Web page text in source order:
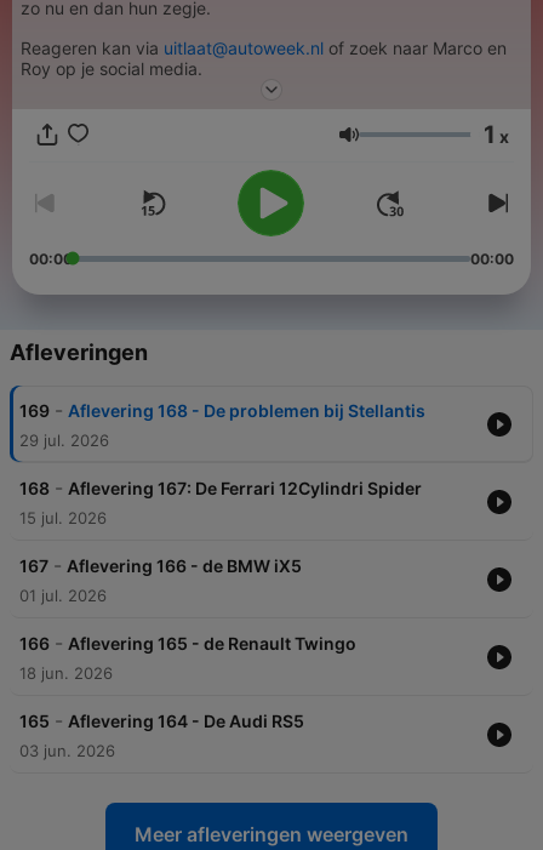
zo nu en dan hun zegje.
Reageren kan via uitlaat@autoweek.nl of zoek naar Marco en
Roy op je social media.
Volume 1 x
00:00 00:00
Afleveringen
169 - Aflevering 168 - De problemen bij Stellantis
29 jul. 2026
168 - Aflevering 167: De Ferrari 12Cylindri Spider
15 jul. 2026
167 - Aflevering 166 - de BMW iX5
01 jul. 2026
166 - Aflevering 165 - de Renault Twingo
18 jun. 2026
165 - Aflevering 164 - De Audi RS5
03 jun. 2026
Meer afleveringen weergeven